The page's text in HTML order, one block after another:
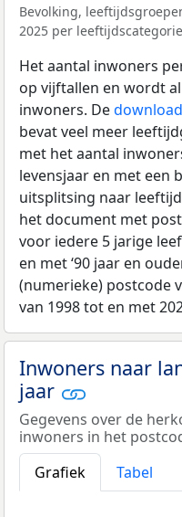
Bevolking,
2025 per
Het aantal inwoners
op vijftallen en wordt
inwoners. De
bevat veel meer
met het aantal
levensjaar en met een
uitsplitsing naar
het document met
voor iedere 5 jarige
en met ‘90 jaar en
(numerieke) postcode
van 1998 tot en met
Inwoners naar
jaar
Gegevens over de
inwoners in het
Grafiek
Tabel